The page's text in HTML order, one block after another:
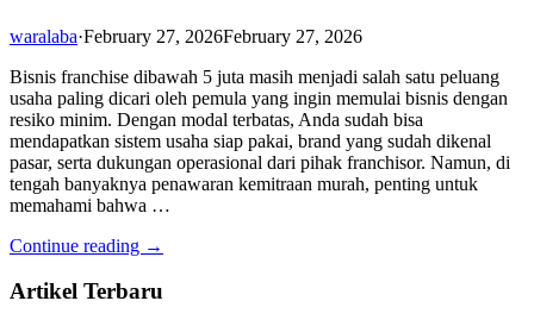
waralaba·February 27, 2026February 27, 2026
Bisnis franchise dibawah 5 juta masih menjadi salah satu peluang
usaha paling dicari oleh pemula yang ingin memulai bisnis dengan
resiko minim. Dengan modal terbatas, Anda sudah bisa
mendapatkan sistem usaha siap pakai, brand yang sudah dikenal
pasar, serta dukungan operasional dari pihak franchisor. Namun, di
tengah banyaknya penawaran kemitraan murah, penting untuk
memahami bahwa …
Continue reading →
Artikel Terbaru